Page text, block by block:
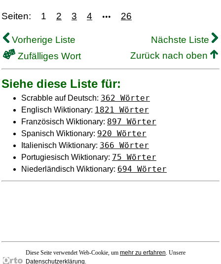
Seiten: 1 2 3 4 ••• 26
Vorherige Liste
Nächste Liste
Zufälliges Wort
Zurück nach oben
Siehe diese Liste für:
Scrabble auf Deutsch: 362 Wörter
Englisch Wiktionary: 1821 Wörter
Französisch Wiktionary: 897 Wörter
Spanisch Wiktionary: 920 Wörter
Italienisch Wiktionary: 366 Wörter
Portugiesisch Wiktionary: 75 Wörter
Niederländisch Wiktionary: 694 Wörter
Diese Seite verwendet Web-Cookie, um mehr zu erfahren. Unsere
Datenschutzerklärung.